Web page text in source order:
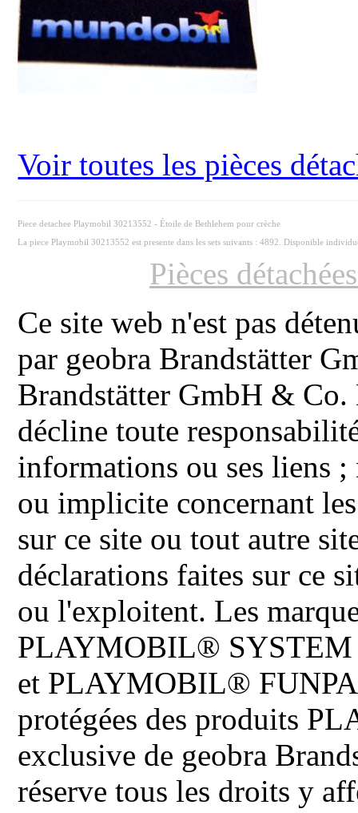
Voir toutes les pièces
Piece detachee Playmobil 30213552 - Étoile de Bethlehem pour crèche
La piece Playmobil 30213552 est presente dans les sets suivants : 4892. Disponible
Pièces
Ce site web n'est pas
par geobra Brandstätter
Brandstätter GmbH & Co.
décline toute
informations ou ses liens ;
ou implicite concernant
sur ce site ou tout autre
déclarations faites sur ce
ou l'exploitent. Les
PLAYMOBIL®
et PLAYMOBIL®
protégées des produits
exclusive de geobra
réserve tous les droits y